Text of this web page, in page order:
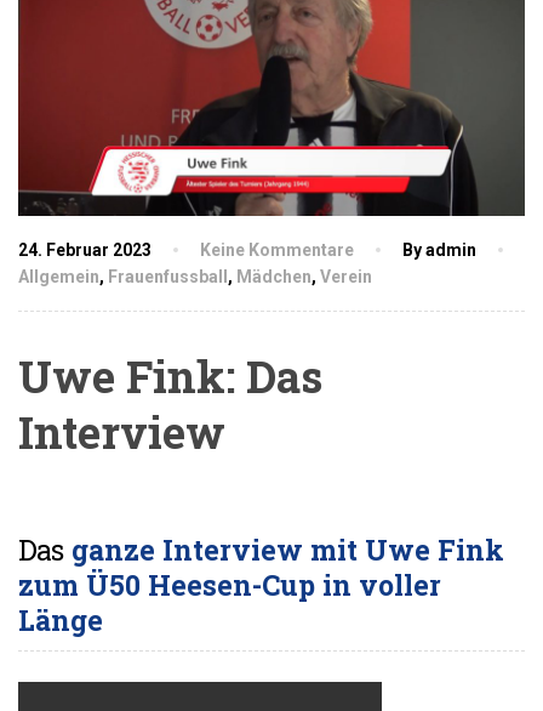
24. Februar 2023 Keine Kommentare
By admin
Allgemein, Frauenfussball , Mädchen, Verein
Uwe Fink: Das
Interview
Dasganze Interview mit Uwe Fink
zum Ü50 Heesen-Cup in voller
Länge